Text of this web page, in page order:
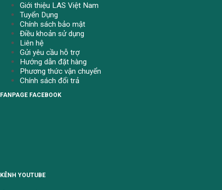
Giới thiệu LAS Việt Nam
Tuyển Dụng
Chính sách bảo mật
Điều khoản sử dụng
Liên hệ
Gửi yêu cầu hỗ trợ
Hướng dẫn đặt hàng
Phương thức vận chuyển
Chính sách đổi trả
FANPAGE FACEBOOK
KÊNH YOUTUBE